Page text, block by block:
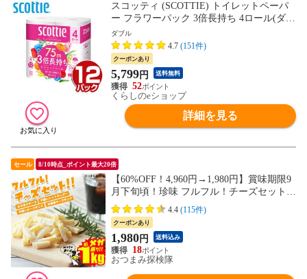
スコッティ (SCOTTIE) トイレットペーパ
ー フラワーパック 3倍長持ち 4ロール(ダブ
ル) 4ロール×12(48ロール) 3倍ロール 3倍巻
トイレ用品 日用品 最安値 安い おすすめ
日本製紙クレシア 【送料無料】
ダブル
4.7 (151件)
クーポンあり
5,799円 送料無料
52
くらしのeショップ
詳細を見る
セール 8/10時点_ポイント最大20倍
【60%OFF！4,960円→1,980円】賞味期限9
月下旬頃！珍味 フルフル！チーズセット！
送料無料 おつまみセット 1kg 訳あり 酒の
つまみ おつまみ お菓子 おかし チーズ ち
ーず 大容量 業務用
4.4 (115件)
クーポンあり
1,980円 送料込み
18
おつまみ探検隊